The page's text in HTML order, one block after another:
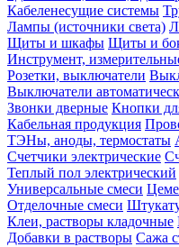
Кабеленесущие системы
Лампы (источники света)
Щиты и шкафы Щиты и
Инструмент,
Розетки, выключатели
Выключатели
Звонки дверные Кнопки
Кабельная продукция
ТЭНы, аноды, термостаты
Счетчики электрические
Теплый пол электрический
Универсальные смеси
Отделочные смеси
Клеи, растворы кладочные
Добавки в растворы Сажа